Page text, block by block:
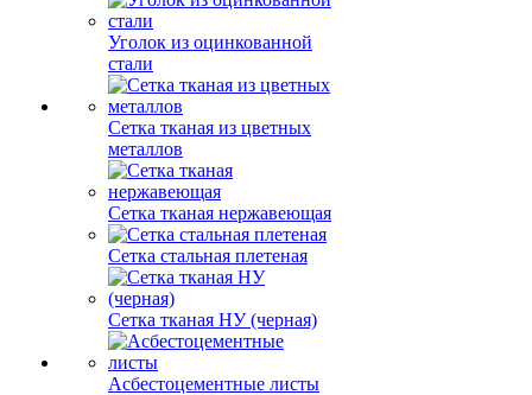
Уголок из оцинкованной
стали
Сетка тканая из цветных
металлов
Сетка тканая нержавеющая
Сетка стальная плетеная
Сетка тканая НУ (черная)
Асбестоцементные листы